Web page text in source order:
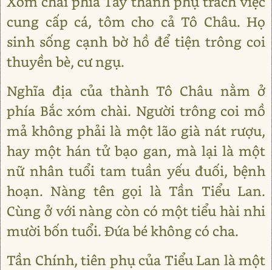
cung cấp cá, tôm cho cả Tô Châu. Họ
sinh sống cạnh bờ hồ để tiện trông coi
thuyền bè, cư ngụ.
Nghĩa địa của thành Tô Châu nằm ở
phía Bắc xóm chài. Người trông coi mồ
mả không phải là một lão già nát rượu,
hay một hán tử bạo gan, mà lại là một
nữ nhân tuổi tam tuần yếu đuối, bệnh
hoạn. Nàng tên gọi là Tần Tiểu Lan.
Cùng ở với nàng còn có một tiểu hài nhi
mười bốn tuổi. Đứa bé không có cha.
Tần Chính, tiên phụ của Tiểu Lan là một